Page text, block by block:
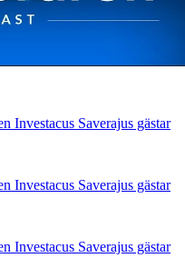
Investacus Saverajus gästar
Investacus Saverajus gästar
Investacus Saverajus gästar